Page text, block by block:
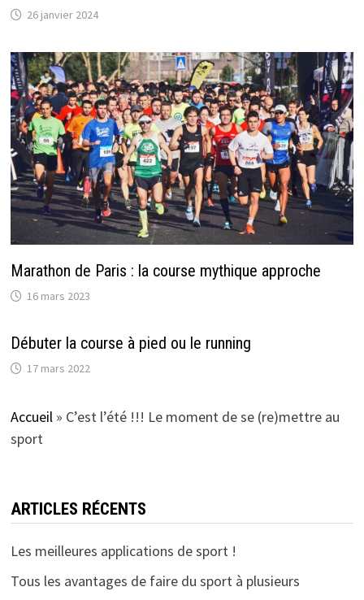
26 janvier 2024
Marathon de Paris : la course mythique approche
16 mars 2023
Débuter la course à pied ou le running
17 mars 2022
Accueil » C’est l’été !!! Le moment de se (re)mettre au
sport
ARTICLES RÉCENTS
Les meilleures applications de sport !
Tous les avantages de faire du sport à plusieurs